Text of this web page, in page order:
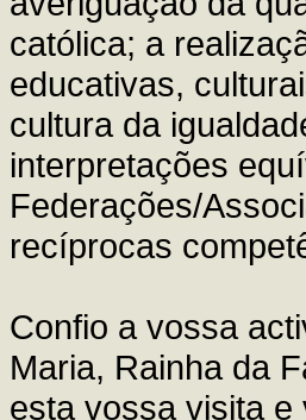
católica; a
educativas,
cultura da
interpretações
Federações/
recíprocas
Confio a vossa
Maria, Rainha da
esta vossa visita